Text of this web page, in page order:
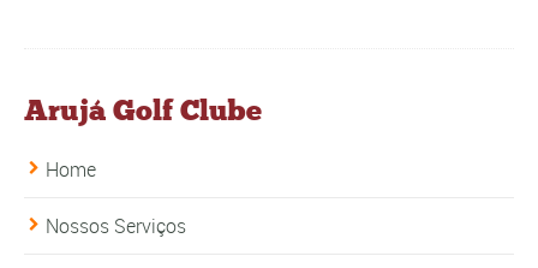
Arujá Golf Clube
Home
Nossos Serviços